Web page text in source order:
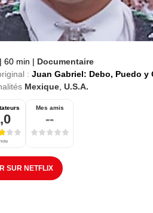
| 60 min | Documentaire
: Juan Gabriel: Debo, Puedo y
Mexique U.S.A.
Mes amis
--
SUR NETFLIX